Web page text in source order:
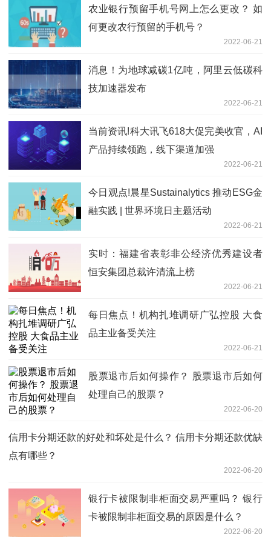
农业银行预留手机号网上怎么更改？ 如
何更改农行预留的手机号？
2022-06-21
消息！为地球减碳1亿吨，阿里云低碳科
技加速器发布
2022-06-21
当前资讯!科大讯飞618大促完美收官，AI
产品持续领跑，线下渠道加强
2022-06-21
今日观点!晨星Sustainalytics 推动ESG金
融实践 | 世界环境日主题活动
2022-06-21
实时：福建省表彰非公经济优秀建设者
恒安集团总裁许清流上榜
2022-06-21
每日焦点！机构扎堆调研广弘控股 大食
品主业备受关注
2022-06-21
股票退市后如何操作？ 股票退市后如何
处理自己的股票？
2022-06-20
信用卡分期还款的好处和坏处是什么？ 信用卡分期还款优缺
点有哪些？
2022-06-20
银行卡被限制非柜面交易严重吗？ 银行
卡被限制非柜面交易的原因是什么？
2022-06-20